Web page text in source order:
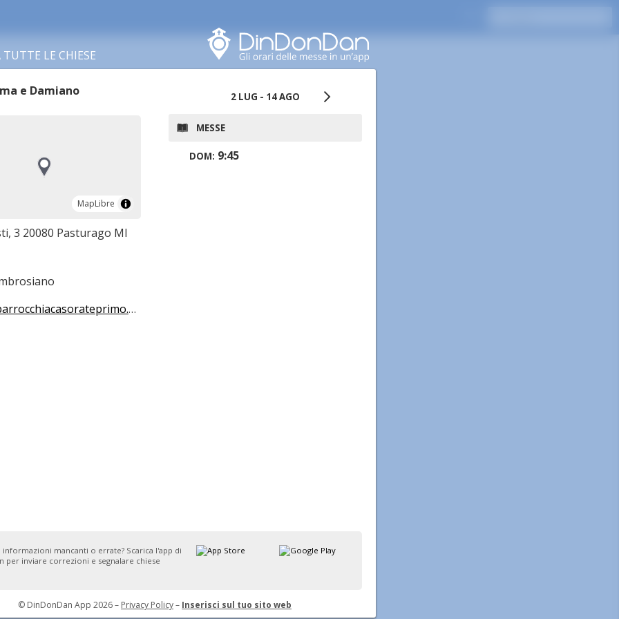
LE CHIESE
e Damiano
MapLibre
MapLibre
3 20080 Pasturago MI
2 LUG - 14 AGO
MESSE
DOM: 9:45
informazioni mancanti o errate? Scarica l'app di
per inviare correzioni e segnalare chiese
© DinDonDan App 2026 – Privacy Policy– Inserisci sul tuo sito web